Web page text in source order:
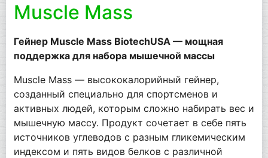
Muscle Mass
Гейнер Muscle Mass BiotechUSA — мощная
поддержка для набора мышечной массы
Muscle Mass — высококалорийный гейнер,
созданный специально для спортсменов и
активных людей, которым сложно набирать вес и
мышечную массу. Продукт сочетает в себе пять
источников углеводов с разным гликемическим
индексом и пять видов белков с различной